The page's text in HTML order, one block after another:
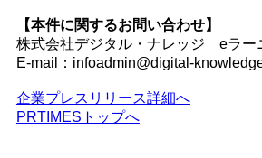
【本件に関するお問い合わせ】
株式会社デジタル・ナレッジ eラー
E-mail：infoadmin@digital-
企業プレスリリース詳細へ
PRTIMESトップへ